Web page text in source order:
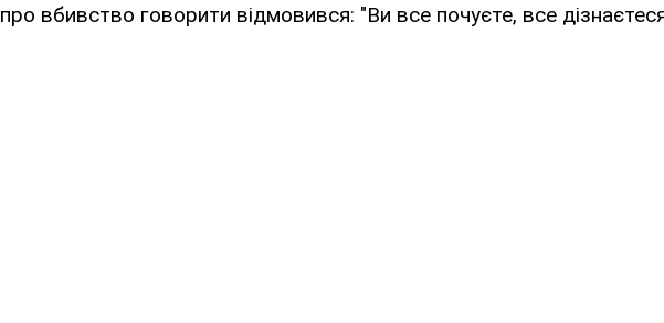
про вбивство говорити відмовився: "Ви все почуєте, все